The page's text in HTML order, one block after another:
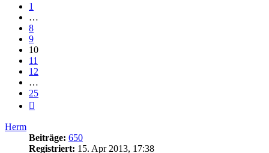
1
…
8
9
10
11
12
…
25
Herm
Beiträge: 650
Registriert: 15. Apr 2013, 17:38